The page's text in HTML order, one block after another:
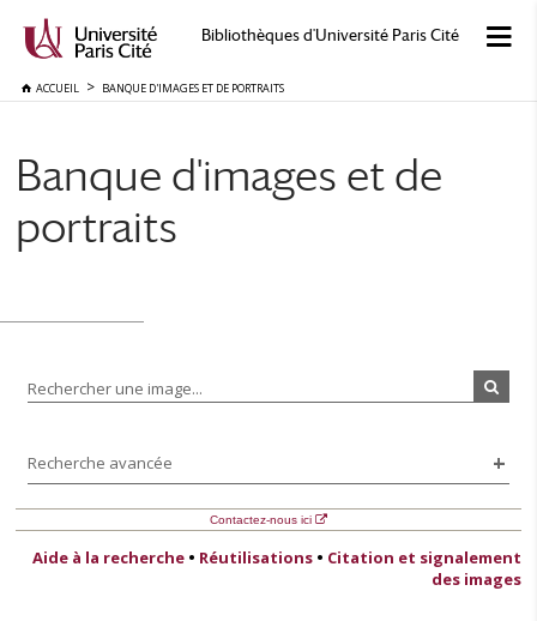
Bibliothèques d'Université Paris Cité
ACCUEIL BANQUE D'IMAGES ET DE PORTRAITS
Banque d'images et de
portraits
Rechercher une image...
Recherche avancée
Contactez-nous ici
Aide à la recherche • Réutilisations • Citation et signalement
des images